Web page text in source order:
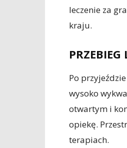
leczenie za
kraju.
PRZEBIEG
Po
wysoko
otwartym i
opiekę.
terapiach.